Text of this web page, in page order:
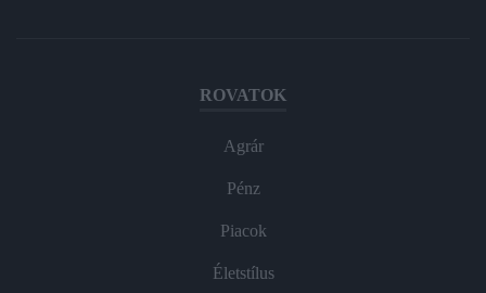
ROVATOK
Agrár
Pénz
Piacok
Életstílus